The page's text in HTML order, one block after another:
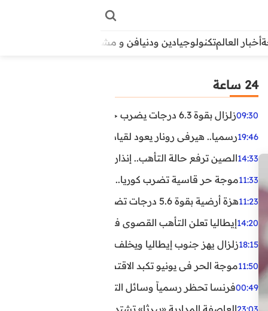
أخبار العالمتكنولوجيادين ودنيافن و مشاهير
24 ساعة
09:30زلزال بقوة 6.3 درجات يضرب جنوب الفلبين.. ولا تحذير من تسونامي حتى الآن
19:46رسميا.. هيرفي رونار يعود لقيادة منتخب كوت ديفوار
14:33الصين ترفع حالة التأهب.. إنذاران جديدان بسبب الأمطار
11:33موجة حر قاسية تضرب كوريا.. وفيات وإصابات ونفوق مئات
11:23هزة أرضية بقوة 5.6 درجات تضرب مصر
14:20إيطاليا تعلن التأهب القصوى في 23 مدينة بسبب موجة حر شديدة
18:15زلزال يهز جنوب إيطاليا ويخلف عشرات الجرحى
11:50موجة الحر في يونيو تكبد الاقتصاد البريطاني خسائر تجاوزت 1.5 مليار
00:49فرنسا تحظر رسمياً وسائل التواصل الاجتماعي على القاصرين